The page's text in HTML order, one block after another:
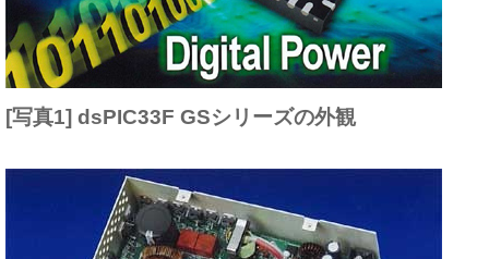
[写真1] dsPIC33F GSシリーズの外観